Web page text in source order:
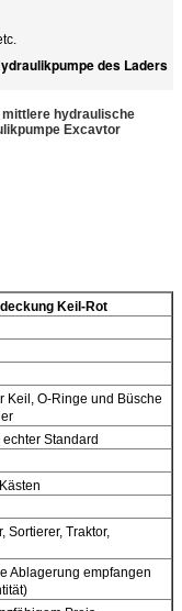
des Laders
mittlere hydraulische
Excavtor
Keil-Rot
Keil, O-Ringe und Büsche
Standard
Sortierer, Traktor,
Ablagerung empfangen